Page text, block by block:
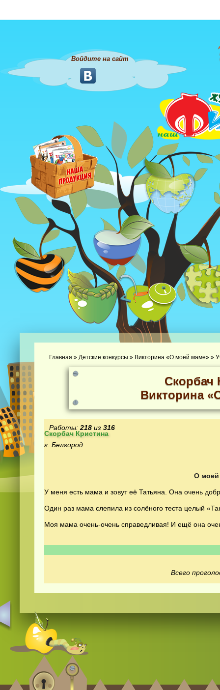
Войдите на сайт
Главная » Детские конкурсы » Викторина «О моей маме» »
Скорбач
Викторина
Работы: 218 из 316
Скорбач Кристина
г. Белгород
О моей
У меня есть мама и зовут её Татьяна. Она очень
Один раз мама слепила из солёного теста целый
Моя мама очень-очень справедливая! И ещё она
Всего